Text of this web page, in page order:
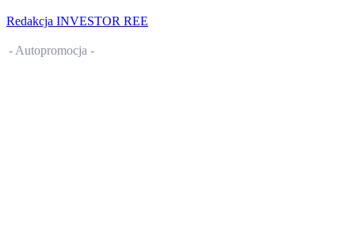
Redakcja INVESTOR REE
- Autopromocja -